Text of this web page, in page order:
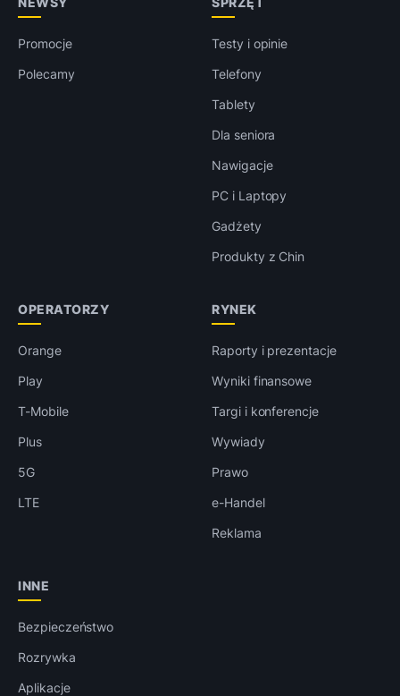
Promocje
Polecamy
Testy i opinie
Telefony
Tablety
Dla seniora
Nawigacje
PC i Laptopy
Gadżety
Produkty z Chin
OPERATORZY
Orange
Play
T-Mobile
Plus
5G
LTE
RYNEK
Raporty i prezentacje
Wyniki finansowe
Targi i konferencje
Wywiady
Prawo
e-Handel
Reklama
INNE
Bezpieczeństwo
Rozrywka
Aplikacje